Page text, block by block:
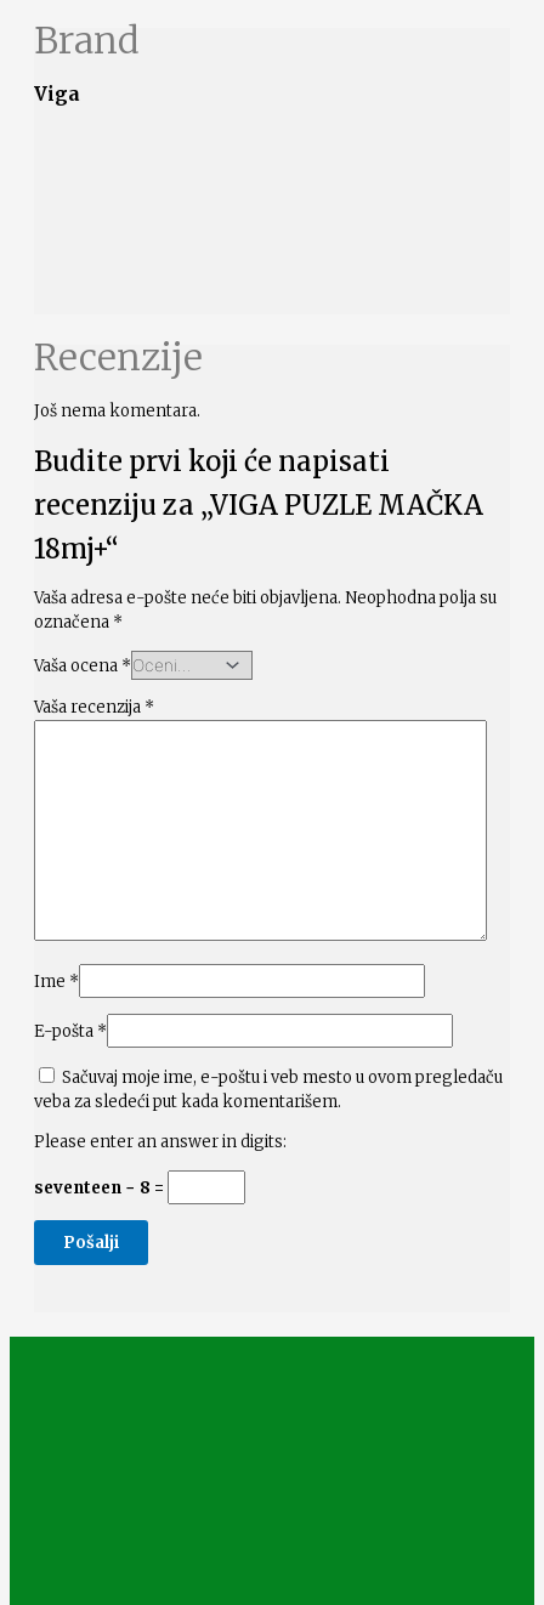
Brand
Viga
Recenzije
Još nema komentara.
Budite prvi koji će napisati
recenziju za „VIGA PUZLE MAČKA
18mj+“
Vaša adresa e-pošte neće biti objavljena. Neophodna polja su
označena *
Vaša ocena *
Vaša recenzija *
Ime *
E-pošta *
Sačuvaj moje ime, e-poštu i veb mesto u ovom pregledaču
veba za sledeći put kada komentarišem.
Please enter an answer in digits:
seventeen − 8 =